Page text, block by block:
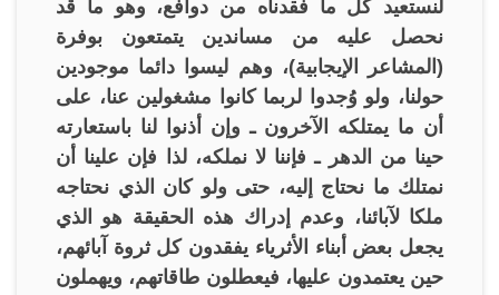
لنستعيد كل ما فقدناه من دوافع، وهو ما قد
نحصل عليه من مساندين يتمتعون بوفرة
(المشاعر الإيجابية)، وهم ليسوا دائما موجودين
حولنا، ولو وُجدوا لربما كانوا مشغولين عنا، على
أن ما يمتلكه الآخرون ـ وإن أذنوا لنا باستعارته
حينا من الدهر ـ فإننا لا نملكه، لذا فإن علينا أن
نمتلك ما نحتاج إليه، حتى ولو كان الذي نحتاجه
ملكا لآبائنا، وعدم إدراك هذه الحقيقة هو الذي
يجعل بعض أبناء الأثرياء يفقدون كل ثروة آبائهم،
حين يعتمدون عليها، فيعطلون طاقاتهم، ويهملون